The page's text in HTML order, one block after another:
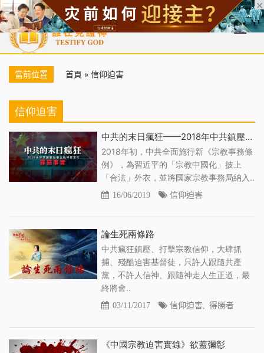
首頁 每日靈糧 天國福音 基督徒見證 信仰解答 聖經
當前位置 首頁 » 信仰迫害
信仰迫害
中共的末日瘋狂——2018年中共鎮壓迫害全能神教會的罪惡事實
2018年初，中共全面施行新《宗教事務條
例》，為習近平的「宗教中國化」披上
「合法」外衣，並將國家宗教事務局納入..
16/06/2019 信仰迫害
論生死兩條路
中共瘋狂鎮壓、打擊宗教信仰，大肆抓
捕、殘酷迫害基督徒，只許人跟隨共產
黨，不許人信神、跟隨神走人生正道，最
終將會..
03/11/2017 信仰迫害, 得勝者
《中國宗教迫害實錄》欲蓋彌彰